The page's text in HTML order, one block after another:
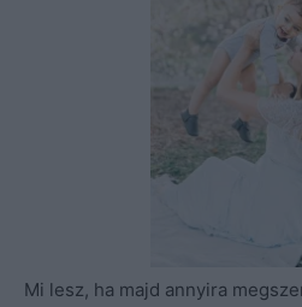
Mi lesz, ha majd annyira